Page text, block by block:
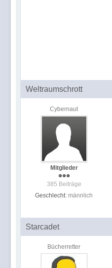
Weltraumschrott
Cybernaut
Mitglieder
385 Beiträge
Geschlecht: männlich
Starcadet
Bücherretter